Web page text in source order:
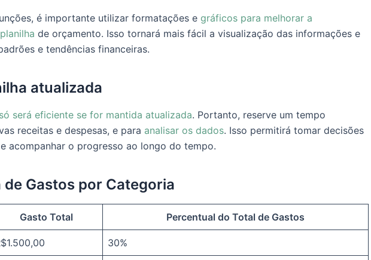
é importante utilizar formatações e gráficos para melhorar a
de orçamento. Isso tornará mais fácil a visualização das informações e
e tendências financeiras.
atualizada
será eficiente se for mantida atualizada. Portanto, reserve um tempo
receitas e despesas, e para analisar os dados. Isso permitirá tomar decisões
acompanhar o progresso ao longo do tempo.
de Gastos por Categoria
Gasto Total Percentual do Total de Gastos
30%